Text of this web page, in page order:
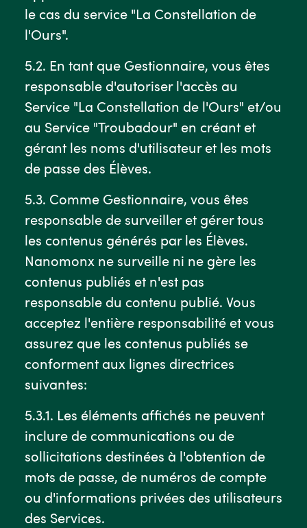
le cas du service "La Constellation de
l'Ours".
5.2. En tant que Gestionnaire, vous êtes
responsable d'autoriser l'accès au
Service "La Constellation de l'Ours" et/ou
au Service "Troubadour" en créant et
gérant les noms d'utilisateur et les mots
de passe des Élèves.
5.3. Comme Gestionnaire, vous êtes
responsable de surveiller et gérer tous
les contenus générés par les Élèves.
Nanomonx ne surveille ni ne gère les
contenus publiés et n'est pas
responsable du contenu publié. Vous
acceptez l'entière responsabilité et vous
assurez que les contenus publiés se
conforment aux lignes directrices
suivantes:
5.3.1. Les éléments affichés ne peuvent
inclure de communications ou de
sollicitations destinées à l'obtention de
mots de passe, de numéros de compte
ou d'informations privées des utilisateurs
des Services.